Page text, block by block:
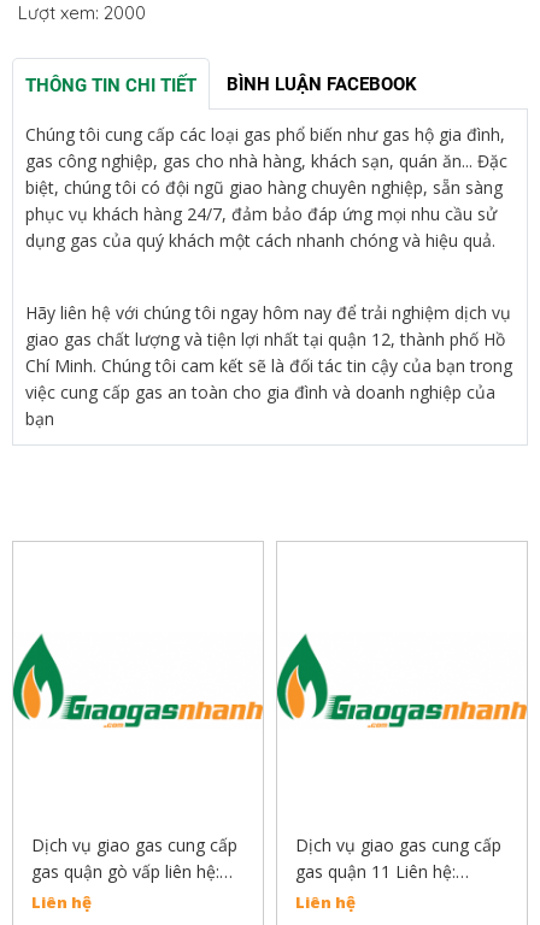
Lượt xem: 2000
THÔNG TIN CHI TIẾT BÌNH LUẬN FACEBOOK
Chúng tôi cung cấp các loại gas phổ biến như gas hộ gia đình,
gas công nghiệp, gas cho nhà hàng, khách sạn, quán ăn... Đặc
biệt, chúng tôi có đội ngũ giao hàng chuyên nghiệp, sẵn sàng
phục vụ khách hàng 24/7, đảm bảo đáp ứng mọi nhu cầu sử
dụng gas của quý khách một cách nhanh chóng và hiệu quả.
Hãy liên hệ với chúng tôi ngay hôm nay để trải nghiệm dịch vụ
giao gas chất lượng và tiện lợi nhất tại quận 12, thành phố Hồ
Chí Minh. Chúng tôi cam kết sẽ là đối tác tin cậy của bạn trong
việc cung cấp gas an toàn cho gia đình và doanh nghiệp của
bạn
Dịch vụ giao gas cung cấp
gas quận gò vấp liên hệ:
0889132919
Liên hệ
Dịch vụ giao gas cung cấp
gas quận 11 Liên hệ:
0889132919
Liên hệ